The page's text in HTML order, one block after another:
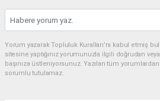
Yorum yazarak Topluluk Kuralları’nı kabul etmiş
sitesine yaptığınız yorumunuzla ilgili doğrudan
başınıza üstleniyorsunuz. Yazılan tüm
sorumlu tutulamaz.